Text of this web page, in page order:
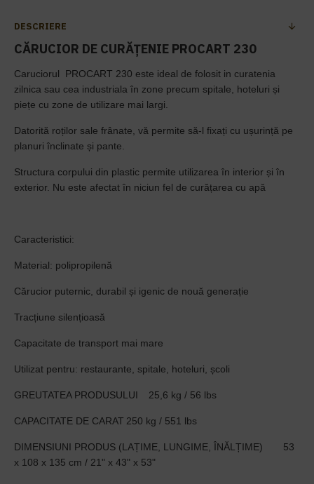
DESCRIERE
CĂRUCIOR DE CURĂȚENIE PROCART 230
Caruciorul PROCART 230 este ideal de folosit in curatenia
zilnica sau cea industriala în zone precum spitale, hoteluri și
piețe cu zone de utilizare mai largi.
Datorită roților sale frânate, vă permite să-l fixați cu ușurință pe
planuri înclinate și pante.
Structura corpului din plastic permite utilizarea în interior și în
exterior. Nu este afectat în niciun fel de curățarea cu apă
Caracteristici:
Material: polipropilenă
Cărucior puternic, durabil și igenic de nouă generație
Tracțiune silențioasă
Capacitate de transport mai mare
Utilizat pentru: restaurante, spitale, hoteluri, școli
GREUTATEA PRODUSULUI 25,6 kg / 56 lbs
CAPACITATE DE CARAT 250 kg / 551 lbs
DIMENSIUNI PRODUS (LAȚIME, LUNGIME, ÎNĂLȚIME)
53
x 108 x 135 cm / 21" x 43" x 53"